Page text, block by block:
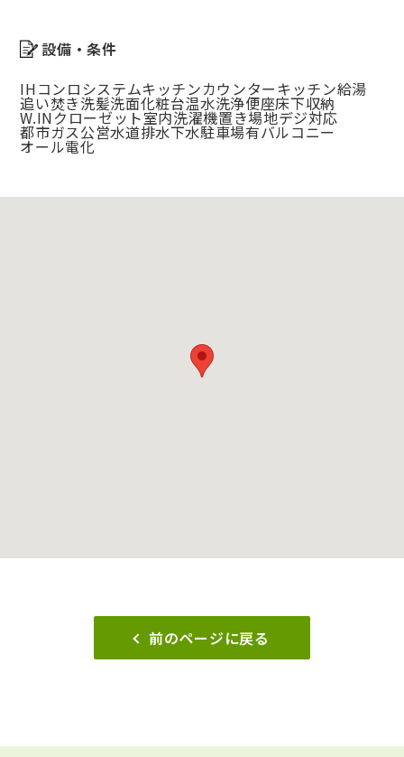
設備・条件
IHコンロ システムキッチンカウンターキッチン給湯
追い焚き洗髪洗面化粧台温水洗浄便座床下収納
W.INクローゼット室内洗濯機置き場地デジ対応
都市ガス公営水道排水下水駐車場有バルコニー
オール電化
前のページに戻る